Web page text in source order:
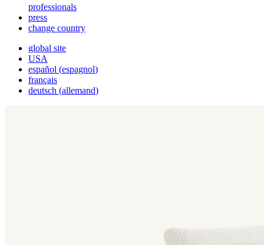
professionals
press
change country
global site
USA
español (espagnol)
français
deutsch (allemand)